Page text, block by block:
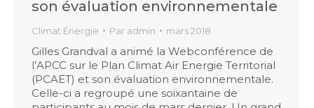
son évaluation environnementale
Climat Énergie Par admin mars 2018
Gilles Grandval a animé la Webconférence de
l’APCC sur le Plan Climat Air Energie Territorial
(PCAET) et son évaluation environnementale.
Celle-ci a regroupé une soixantaine de